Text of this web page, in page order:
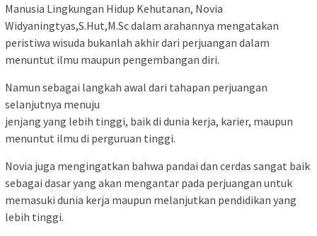
Manusia Lingkungan Hidup Kehutanan, Novia
Widyaningtyas,S.Hut,M.Sc dalam arahannya mengatakan
peristiwa wisuda bukanlah akhir dari perjuangan dalam
menuntut ilmu maupun pengembangan diri.
Namun sebagai langkah awal dari tahapan perjuangan
selanjutnya menuju
jenjang yang lebih tinggi, baik di dunia kerja, karier, maupun
menuntut ilmu di perguruan tinggi.
Novia juga mengingatkan bahwa pandai dan cerdas sangat baik
sebagai dasar yang akan mengantar pada perjuangan untuk
memasuki dunia kerja maupun melanjutkan pendidikan yang
lebih tinggi.